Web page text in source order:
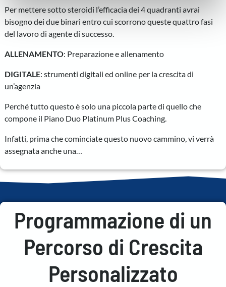
nostri partner che si occupano di analisi dei dati web,
pubblicità e social media, i quali potrebbero combinarle
con altre informazioni che ha fornito loro o che hanno
Per mettere sotto steroidi l’efficacia dei 4 quadranti avrai
bisogno dei due binari entro cui scorrono queste quattro fasi
del lavoro di agente di successo.
ALLENAMENTO: Preparazione e allenamento
DIGITALE: strumenti digitali ed online per la crescita di
un’agenzia
Perché tutto questo è solo una piccola parte di quello che
compone il Piano Duo Platinum Plus Coaching.
Infatti, prima che cominciate questo nuovo cammino, vi verrà
assegnata anche una…
Programmazione di un
Percorso di Crescita
Personalizzato